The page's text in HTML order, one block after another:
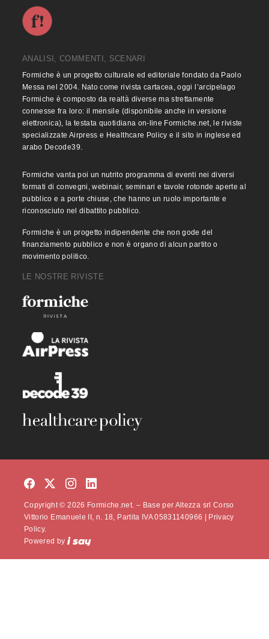
ANALISI, COMMENTI, SCENARI
Formiche è un progetto culturale ed editoriale fondato da Paolo
Messa nel 2004. Nato come rivista cartacea, oggi l’arcipelago
Formiche è composto da realtà diverse ma strettamente
connesse fra loro: il mensile (disponibile anche in versione
elettronica), la testata quotidiana on-line Formiche.net, le riviste
specializzate Airpress e Healthcare Policy e il sito in inglese ed
arabo Decode39.
Formiche vanta poi un nutrito programma di eventi nei diversi
formati di convegni, webinair, seminari e tavole rotonde aperte al
pubblico e a porte chiuse, che hanno un ruolo importante e
riconosciuto nel dibattito pubblico.
Formiche è un progetto indipendente che non gode del
finanziamento pubblico e non è organo di alcun partito o
movimento politico.
LE NOSTRE RIVISTE
Copyright © 2026 Formiche.net. – Base per Altezza srl Corso
Vittorio Emanuele II, n. 18, Partita IVA 05831140966 | Privacy
Policy.
Powered by